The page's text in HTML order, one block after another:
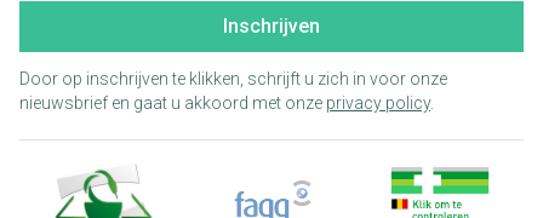
Inschrijven
Door op inschrijven te klikken, schrijft u zich in voor onze
nieuwsbrief en gaat u akkoord met onze privacy policy.